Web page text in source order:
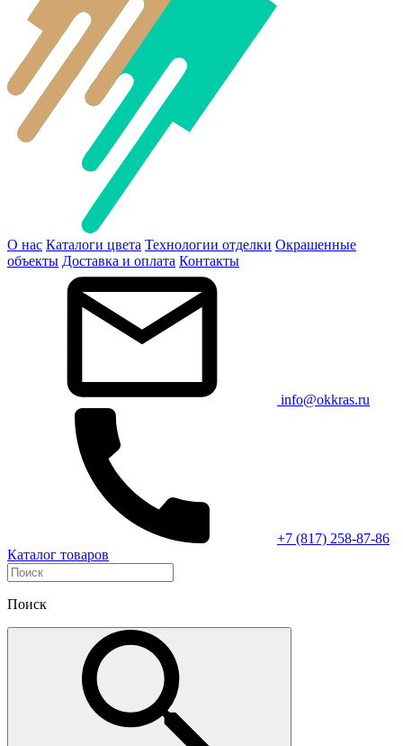
О нас Каталоги цвета Технологии отделки Окрашенные
объекты Доставка и оплата Контакты
info@okkras.ru
+7 (817) 258-87-86
Каталог товаров
Поиск